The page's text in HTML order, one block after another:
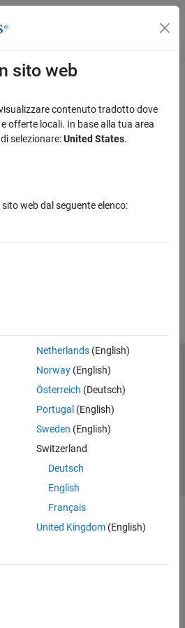
menu di navigazione
sito web
contenuto tradotto dove
offerte locali. In base alla tua area
selezionare:United States.
web dal seguente elenco:
Netherlands(English)
Norway(English)
Österreich (Deutsch)
Portugal (English)
Sweden (English)
Switzerland
Deutsch
English
Français
United Kingdom(English)
Informativa sulla privacy
Contatti
Inc.